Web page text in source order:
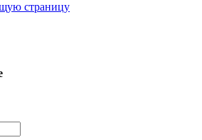
страницу